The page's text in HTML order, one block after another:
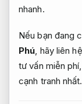
nhanh.
Nếu bạn đang
Phú, hãy liên
tư vấn miễn
cạnh tranh nhất.